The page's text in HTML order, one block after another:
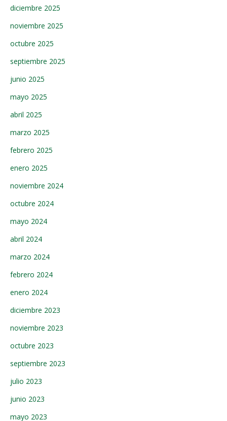
diciembre 2025
noviembre 2025
octubre 2025
septiembre 2025
junio 2025
mayo 2025
abril 2025
marzo 2025
febrero 2025
enero 2025
noviembre 2024
octubre 2024
mayo 2024
abril 2024
marzo 2024
febrero 2024
enero 2024
diciembre 2023
noviembre 2023
octubre 2023
septiembre 2023
julio 2023
junio 2023
mayo 2023